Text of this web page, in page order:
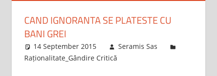
CAND IGNORANTA SE PLATESTE CU
BANI GREI
14 September 2015
Seramis Sas
Raționalitate_Gândire Critică